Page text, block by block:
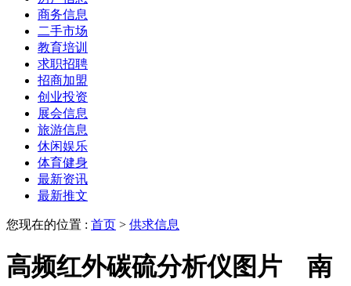
商务信息
二手市场
教育培训
求职招聘
招商加盟
创业投资
展会信息
旅游信息
休闲娱乐
体育健身
最新资讯
最新推文
您现在的位置 : 首页 > 供求信息
高频红外碳硫分析仪图片 南